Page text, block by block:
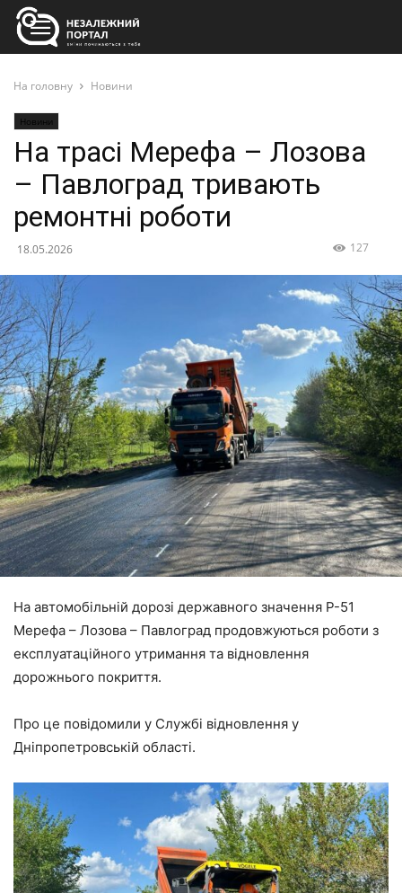
На головну Новини
Новини
На трасі Мерефа – Лозова
– Павлоград тривають
ремонтні роботи
18.05.2026 127
На автомобільній дорозі державного значення Р-51
Мерефа – Лозова – Павлоград продовжуються роботи з
експлуатаційного утримання та відновлення
дорожнього покриття.
Про це повідомили у Службі відновлення у
Дніпропетровській області.